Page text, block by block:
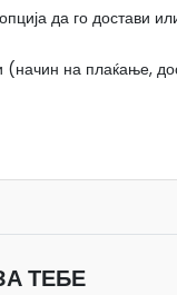
да го достави
на плаќање,
ТЕБЕ